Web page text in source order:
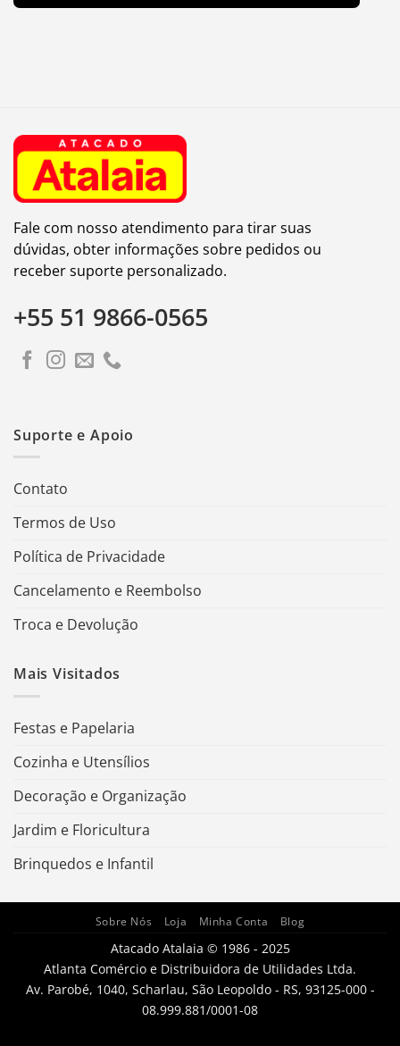
Fale com nosso atendimento para tirar suas
dúvidas, obter informações sobre pedidos ou
receber suporte personalizado.
+55 51 9866-0565
Suporte e Apoio
Contato
Termos de Uso
Política de Privacidade
Cancelamento e Reembolso
Troca e Devolução
Mais Visitados
Festas e Papelaria
Cozinha e Utensílios
Decoração e Organização
Jardim e Floricultura
Brinquedos e Infantil
Sobre Nós Loja Minha Conta Blog
Atacado Atalaia © 1986 - 2025
Atlanta Comércio e Distribuidora de Utilidades Ltda.
Av. Parobé, 1040, Scharlau, São Leopoldo - RS, 93125-000 -
08.999.881/0001-08